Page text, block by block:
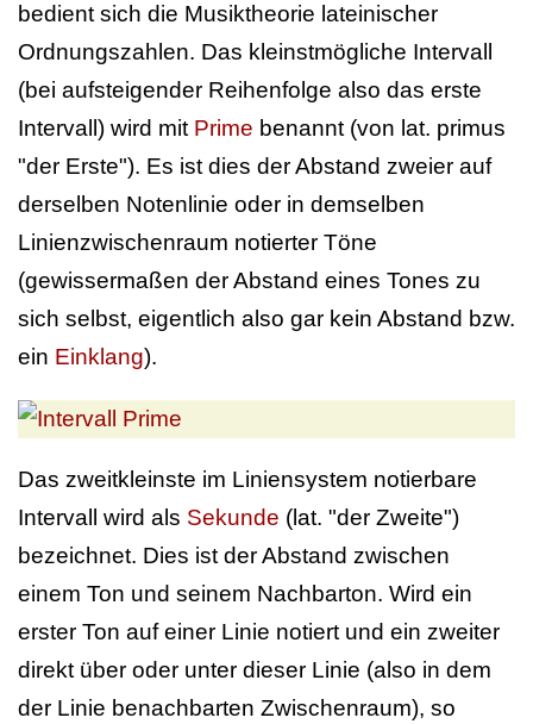
bedient sich die Musiktheorie lateinischer
Ordnungszahlen. Das kleinstmögliche Intervall
(bei aufsteigender Reihenfolge also das erste
Intervall) wird mit Prime benannt (von lat. primus
"der Erste"). Es ist dies der Abstand zweier auf
derselben Notenlinie oder in demselben
Linienzwischenraum notierter Töne
(gewissermaßen der Abstand eines Tones zu
sich selbst, eigentlich also gar kein Abstand bzw.
ein Einklang).
Das zweitkleinste im Liniensystem notierbare
Intervall wird als Sekunde (lat. "der Zweite")
bezeichnet. Dies ist der Abstand zwischen
einem Ton und seinem Nachbarton. Wird ein
erster Ton auf einer Linie notiert und ein zweiter
direkt über oder unter dieser Linie (also in dem
der Linie benachbarten Zwischenraum), so